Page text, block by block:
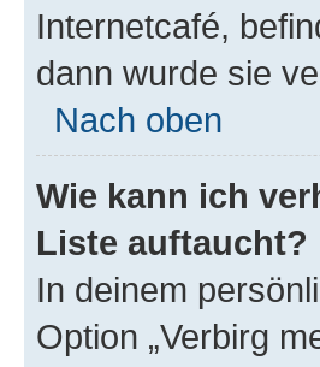
Internetcafé,
dann wurde sie
Nach oben
Wie kann ich
Liste auftaucht?
In deinem
Option „Verbirg